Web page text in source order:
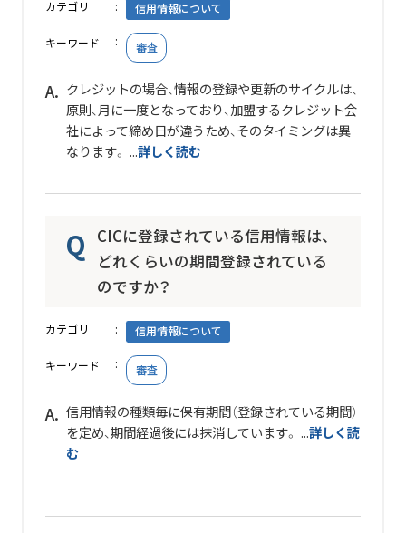
カテゴリ 信用情報について
キーワード 審査
クレジットの場合、情報の登録や更新のサイクルは、
原則、月に一度となっており、加盟するクレジット会
社によって締め日が違うため、そのタイミングは異
なります。 ...詳しく読む
CICに登録されている信用情報は、
どれくらいの期間登録されている
のですか？
カテゴリ 信用情報について
キーワード 審査
信用情報の種類毎に保有期間（登録されている期間）
を定め、期間経過後には抹消しています。 ...詳しく読
む